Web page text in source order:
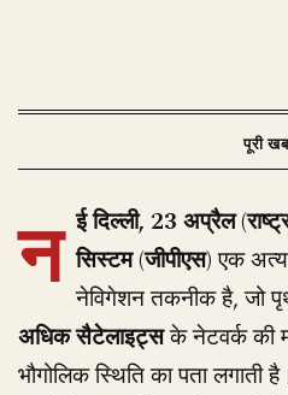
न ई दिल्ली, 23 अप्रैल
सिस्टम (जीपीएस)एक
नेविगेशन तकनीक है, जो
अधिक सैटेलाइट्सके नेटवर्क की
भौगोलिक स्थिति का पता